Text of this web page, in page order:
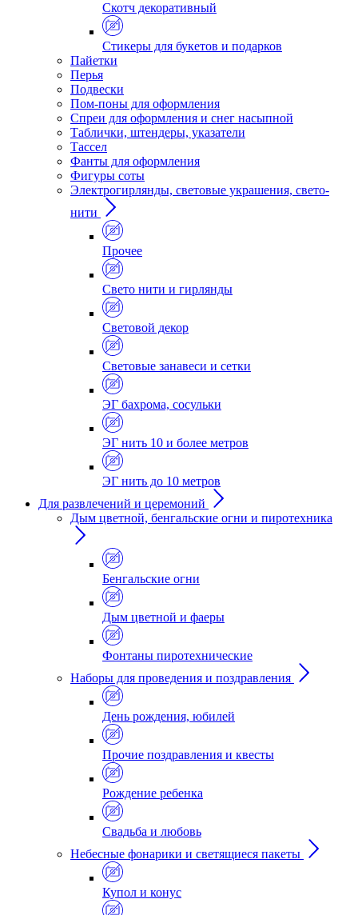
Скотч декоративный
Стикеры для букетов и подарков
Пайетки
Перья
Подвески
Пом-поны для оформления
Спреи для оформления и снег насыпной
Таблички, штендеры, указатели
Тассел
Фанты для оформления
Фигуры соты
Электрогирлянды, световые украшения, свето-
нити
Прочее
Свето нити и гирлянды
Световой декор
Световые занавеси и сетки
ЭГ бахрома, сосульки
ЭГ нить 10 и более метров
ЭГ нить до 10 метров
Для развлечений и церемоний
Дым цветной, бенгальские огни и пиротехника
Бенгальские огни
Дым цветной и фаеры
Фонтаны пиротехнические
Наборы для проведения и поздравления
День рождения, юбилей
Прочие поздравления и квесты
Рождение ребенка
Свадьба и любовь
Небесные фонарики и светящиеся пакеты
Купол и конус